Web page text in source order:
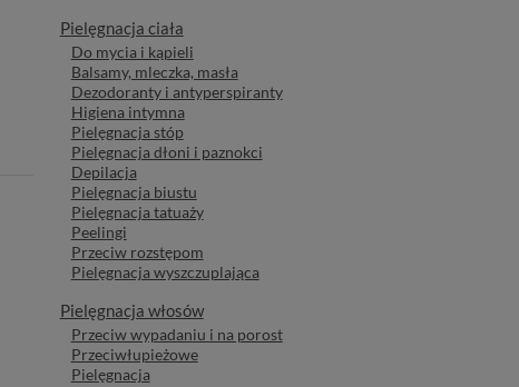
Pielęgnacja ciała
Do mycia i kąpieli
Balsamy, mleczka, masła
Dezodoranty i antyperspiranty
Higiena intymna
Pielęgnacja stóp
Pielęgnacja dłoni i paznokci
Depilacja
Pielęgnacja biustu
Pielęgnacja tatuaży
Peelingi
Przeciw rozstępom
Pielęgnacja wyszczuplająca
Pielęgnacja włosów
Przeciw wypadaniu i na porost
Przeciwłupieżowe
Pielęgnacja